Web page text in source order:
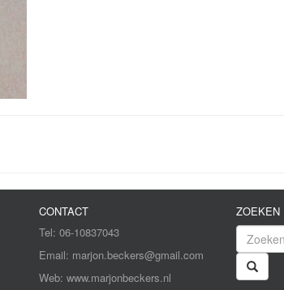
CONTACT
Tel: 06-10837043
Email: marjon.beckers@gmail.com
Web: www.marjonbeckers.nl
ZOEKEN